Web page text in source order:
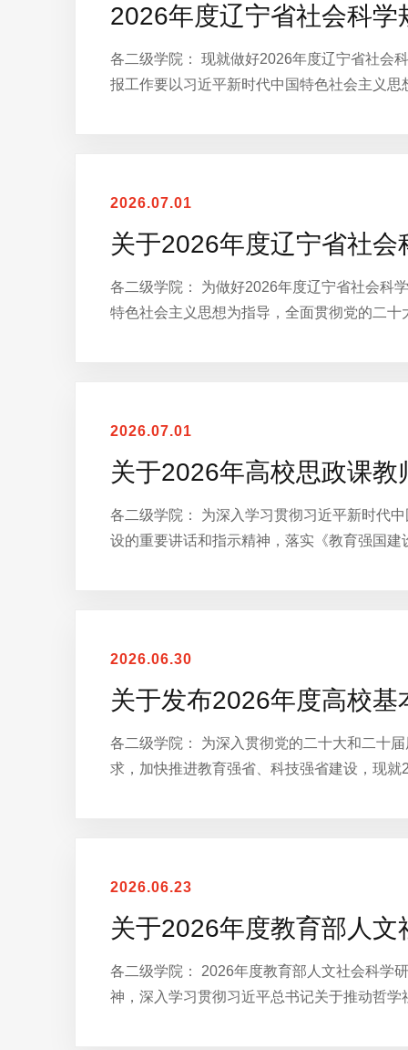
2026年度辽宁省社会科
各二级学院： 现就做好2026年度辽宁省社会
报工作要以习近平新时代中国特色社会主义
2026.07.01
关于2026年度辽宁省社
各二级学院： 为做好2026年度辽宁省社会科
特色社会主义思想为指导，全面贯彻党的二
2026.07.01
关于2026年高校思政课
各二级学院： 为深入学习贯彻习近平新时代
设的重要讲话和指示精神，落实《教育强国
2026.06.30
关于发布2026年度高校
各二级学院： 为深入贯彻党的二十大和二十
求，加快推进教育强省、科技强省建设，现
2026.06.23
关于2026年度教育部人
各二级学院： 2026年度教育部人文社会科学
神，深入学习贯彻习近平总书记关于推动哲